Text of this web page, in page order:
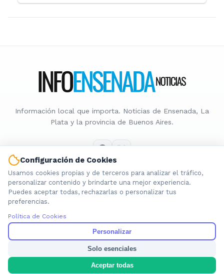
Información local que importa. Noticias de Ensenada, La
Plata y la provincia de Buenos Aires.
Nosotros
Cookies
Política de Contenido
© 2026 INFOENSENADANOTICIAS. Todos los derechos reservados.
Configuración de Cookies
Usamos cookies propias y de terceros para analizar el tráfico,
personalizar contenido y brindarte una mejor experiencia.
Puedes aceptar todas, rechazarlas o personalizar tus
preferencias.
Política de Cookies
Personalizar
Solo esenciales
Aceptar todas